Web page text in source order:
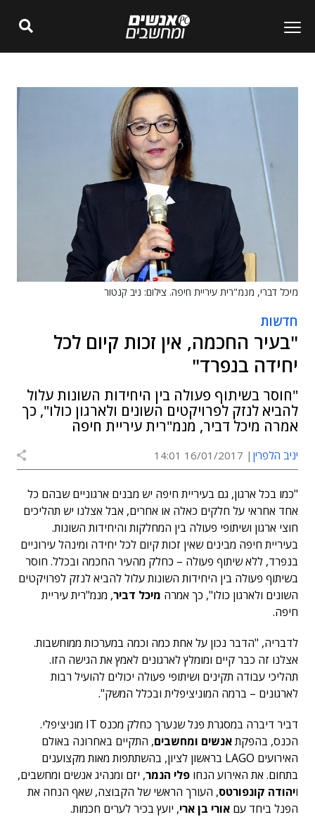
מיכל דברי, מנמ"רית עיריית חיפה. צילום: ניב קנטור
חדשות
"בעיר החכמה, אין זכות קיום לכל
יחידה בנפרד"
"חוסר בשיתוף פעולה בין היחידות השונות עלול
להביא לנזק לפרויקטים השונים ולארגון כולו", כך
אמרה מיכל דביר, מנמ"רית עיריית חיפה
יניב הלפרין 16/01/2017 14:01
"כמו בכל ארגון, גם בעיריית חיפה יש מבנים ארגוניים שבהם כל
אחד אחראי על חלקים כאלה או אחרים, אבל אצלנו יש תהליכים
חוצי ארגון ושיתופי פעולה בין המחלקות והיחידות השונות.
בעיריית חיפה מבינים שאין זכות קיום לכל יחידה ומינהל עירוניים
בנפרד, ללא שיתוף פעולה – כחלק מהעיר החכמה ובכלל. חוסר
בשיתוף פעולה בין היחידות השונות עלול להביא לנזק לפרויקטים
השונים ולארגון כולו", כך אמרה מיכל דביר, מנמ"רית עיריית
חיפה.
לדבריה, "הדבר נכון על אחת כמה וכמה במערכות ממוחשבות.
אצלנו זה כבר קיים ומומלץ לארגונים לאמץ את הגישה הזו.
תהליכי עבודה תקינים ושיתופי פעולה יכולים להועיל רבות
לארגונים – ברמה המוניציפלית ובכלל המשק".
דביר דיברה במסגרת פנל שנערך כחלק מכנס IT מוניציפלי.
הכנס, בהפקתאנשים ומחשבים, התקיים באחרונה באולם
האירועים LAGO בראשון לציון, בהשתתפות מאות מקצוענים
בתחום. את האירוע הנחו פלי הנמר, יזם ומנהיג אנשים ומחשבים,
ויהודה קונפורטס, העורך הראשי של הקבוצה, שאף הנחה את
הפנל ביחד עם אורי בן ארי, יועץ בכיר לערים חכמות.